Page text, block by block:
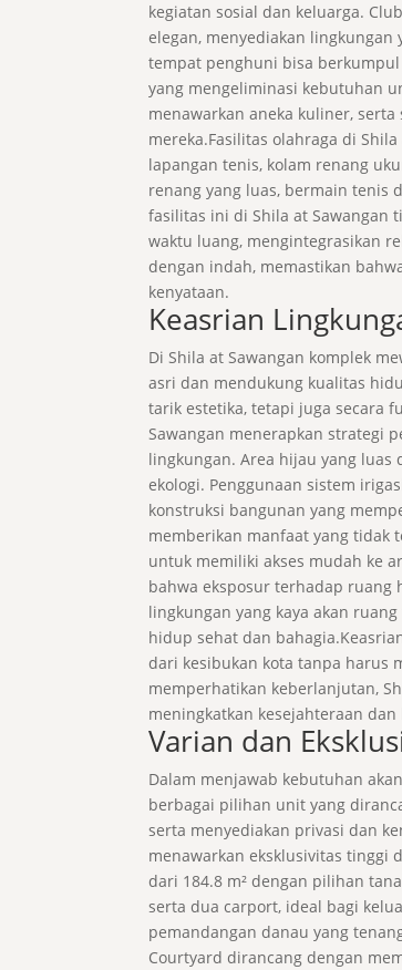
kegiatan sosial dan keluarga.
elegan, menyediakan
tempat penghuni bisa
yang mengeliminasi kebutuhan
menawarkan aneka kuliner,
mereka.Fasilitas olahraga di
lapangan tenis, kolam renang
renang yang luas, bermain tenis
fasilitas ini di Shila at Sawangan
waktu luang, mengintegrasikan
dengan indah, memastikan
kenyataan.
Keasrian
Di Shila at Sawangan komplek
asri dan mendukung kualitas
tarik estetika, tetapi juga secara
Sawangan menerapkan strategi
lingkungan. Area hijau yang
ekologi. Penggunaan sistem
konstruksi bangunan yang
memberikan manfaat yang tidak
untuk memiliki akses mudah ke
bahwa eksposur terhadap ruang
lingkungan yang kaya akan
hidup sehat dan
dari kesibukan kota tanpa harus
memperhatikan keberlanjutan,
meningkatkan kesejahteraan
Varian dan
Dalam menjawab kebutuhan
berbagai pilihan unit yang
serta menyediakan privasi dan
menawarkan eksklusivitas tinggi
dari 184.8 m² dengan pilihan
serta dua carport, ideal bagi
pemandangan danau yang
Courtyard dirancang dengan